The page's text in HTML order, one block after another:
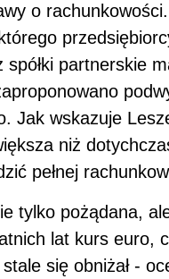
o
partnerskie
Jak wskazuje
niż
pełnej
tylko pożądana,
lat kurs euro,
się obniżał -